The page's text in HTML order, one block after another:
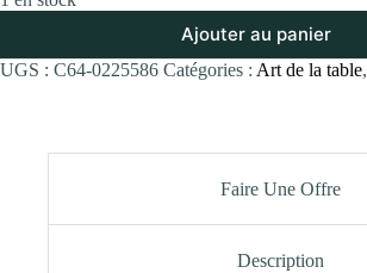
Ajouter au panier
UGS : C64-0225586 Catégories : Art de la table,
Faire Une Offre
Description